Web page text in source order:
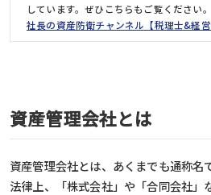
しています。ぜひこちらもご覧ください。
社長の資産防衛チャンネル【税理士&経営
資産管理会社とは
資産管理会社とは、あくまでも通称名
法律上、「株式会社」や「合同会社」